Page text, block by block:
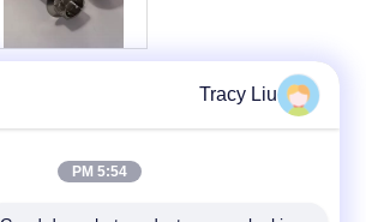
Tracy Liu
5:54 PM